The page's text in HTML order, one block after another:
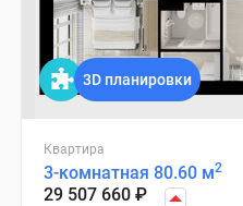
3D планировки
Квартира
3-комнатная 80.60 м2
29 507 660 ₽